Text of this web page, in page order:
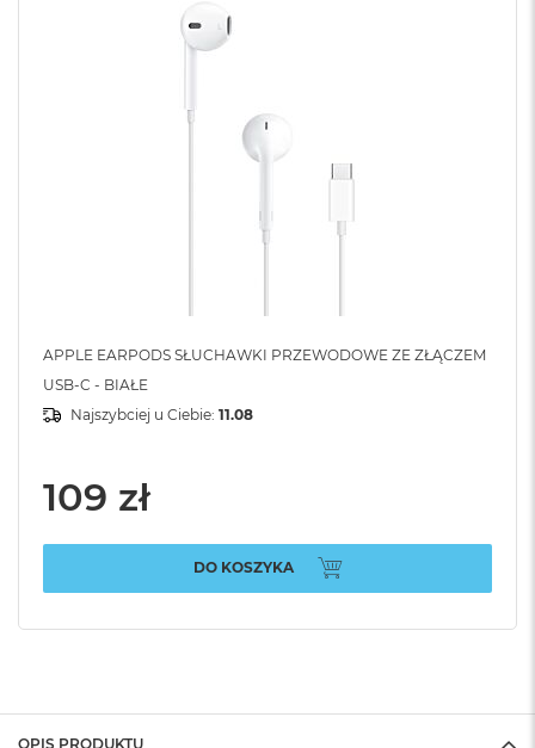
APPLE EARPODS SŁUCHAWKI PRZEWODOWE ZE ZŁĄCZEM
USB-C - BIAŁE
Najszybciej u Ciebie: 11.08
109 zł
DO KOSZYKA
OPIS PRODUKTU